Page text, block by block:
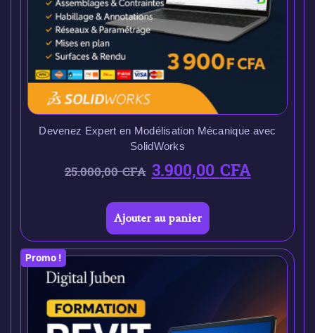
Devenez Expert en Modélisation Mécanique avec
SolidWorks
25.000,00CFA 3.900,00CFA
Ajouter au panier
Promo !